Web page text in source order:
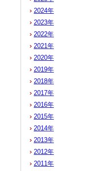
2024年
2023年
2022年
2021年
2020年
2019年
2018年
2017年
2016年
2015年
2014年
2013年
2012年
2011年